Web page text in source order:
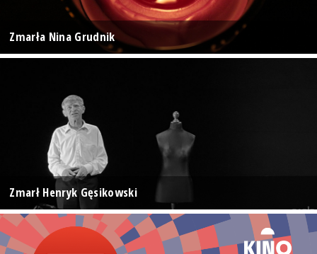
Zmarła Nina Grudnik
Zmarł Henryk Gęsikowski